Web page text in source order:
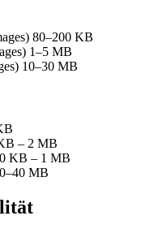
80–200 KB
1–5 MB
10–30 MB
– 2 MB
KB – 1 MB
MB